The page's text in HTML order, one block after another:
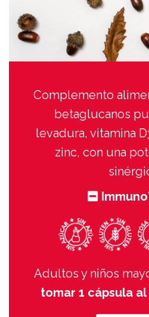
Complemento
betaglucanos
levadura, vitamina
zinc, con una
Immuno
Adultos y niños
tomar 1 cápsula